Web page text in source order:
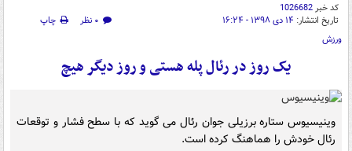
کد خبر1026682
تاریخ انتشار: ۱۴ دی ۱۳۹۸ - ۱۶:۲۴ ۰ نظر
چاپ
ورزش
یک روز در رئال پله هستی و روز دیگر هیچ
وینیسیوس ستاره برزیلی جوان رئال می گوید که با سطح فشار و توقعات
رئال خودش را هماهنگ کرده است.